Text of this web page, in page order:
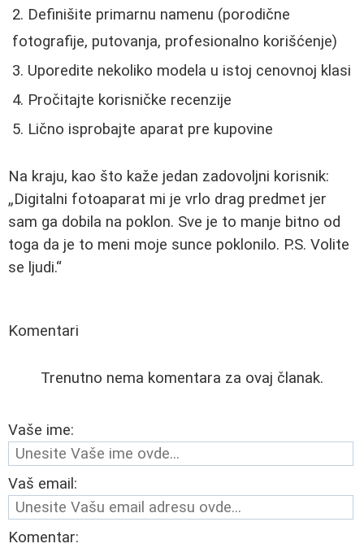
Definišite primarnu namenu (porodične
fotografije, putovanja, profesionalno korišćenje)
Uporedite nekoliko modela u istoj cenovnoj klasi
Pročitajte korisničke recenzije
Lično isprobajte aparat pre kupovine
Na kraju, kao što kaže jedan zadovoljni korisnik:
Digitalni fotoaparat mi je vrlo drag predmet jer
sam ga dobila na poklon. Sve je to manje bitno od
toga da je to meni moje sunce poklonilo. P.S. Volite
se ljudi.
Komentari
Trenutno nema komentara za ovaj članak.
Vaše ime:
Vaš email:
Komentar: